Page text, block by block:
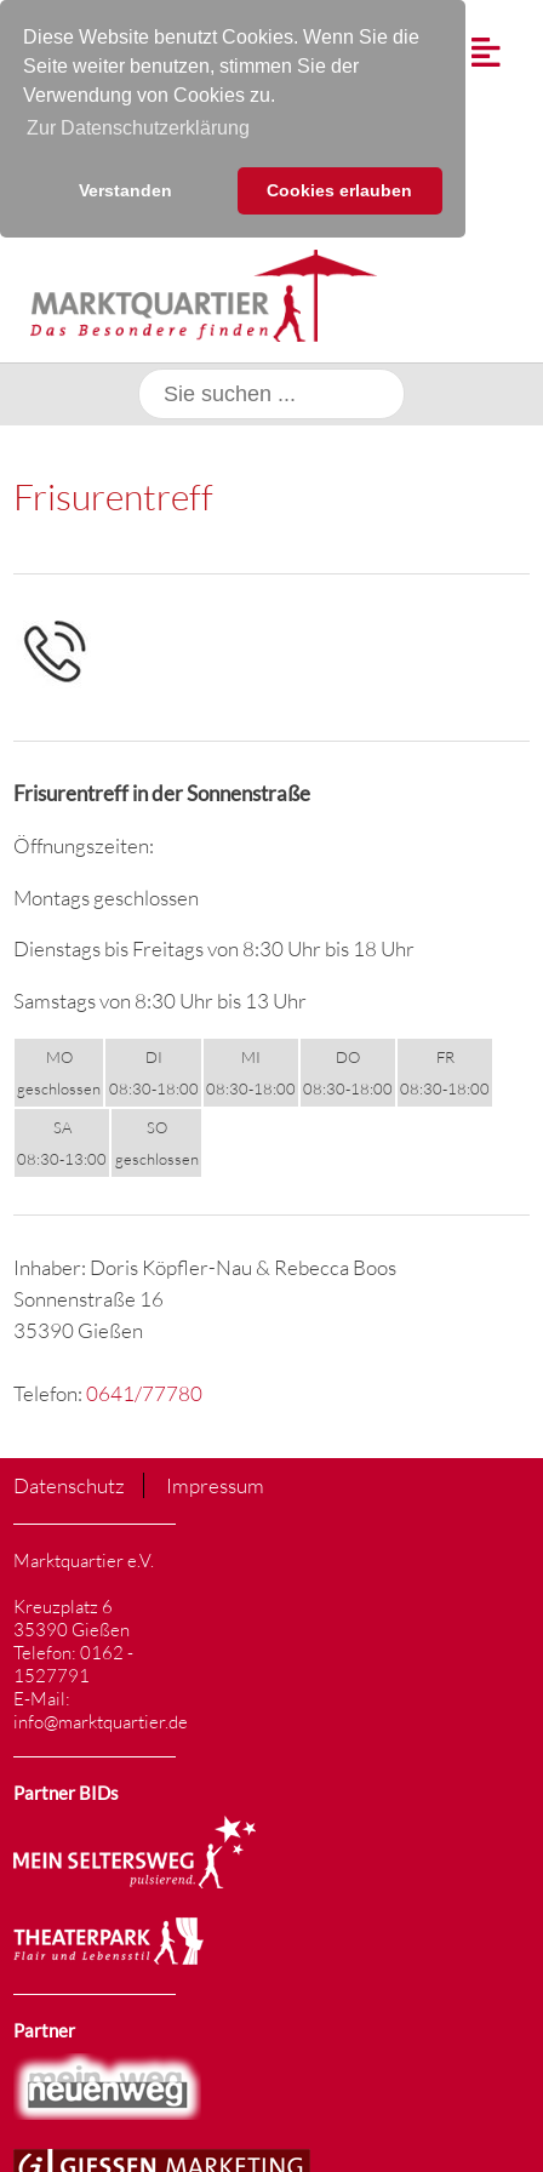
Diese Website benutzt Cookies. Wenn Sie die
Seite weiter benutzen, stimmen Sie der
Verwendung von Cookies zu.
Zur Datenschutzerklärung
Verstanden Cookies erlauben
Frisurentreff
Frisurentreff in der Sonnenstraße
Öffnungszeiten:
Montags geschlossen
Dienstags bis Freitags von 8:30 Uhr bis 18 Uhr
Samstags von 8:30 Uhr bis 13 Uhr
MO
geschlossen
DI
08:30-18:00
MI
08:30-18:00
DO
08:30-18:00
FR
08:30-18:00
SA
08:30-13:00
SO
geschlossen
Inhaber: Doris Köpfler-Nau & Rebecca Boos
Sonnenstraße 16
35390 Gießen
Telefon:0641/77780
Datenschutz Impressum
Marktquartier e.V.
Kreuzplatz 6
35390 Gießen
Telefon: 0162 -
1527791
E-Mail:
info@marktquartier.de
Partner BIDs
Partner